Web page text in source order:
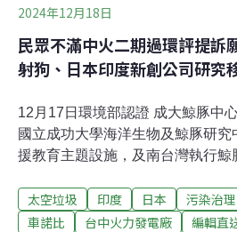
2024年12月18日
民眾不滿中火二期過環評提訴
射狗、日本印度新創公司研究
12月17日環境部認證 成大鯨豚中
國立成功大學海洋生物及鯨豚研
援教育主題設施，及南台灣執行鯨
（中央社報導）經部公告3處斷層
東南投經濟部地礦中心今天公告3
太空垃圾 印度 日本 污染治理
車諾比
台中火力發電廠 編輯直